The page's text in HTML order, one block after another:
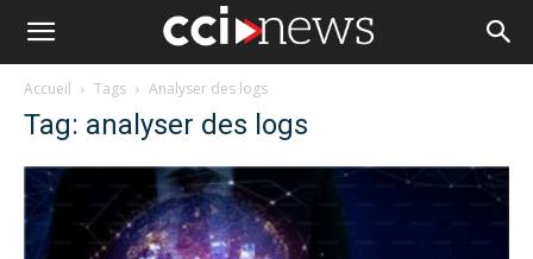
Accueil Tags Analyser des logs
Tag: analyser des logs